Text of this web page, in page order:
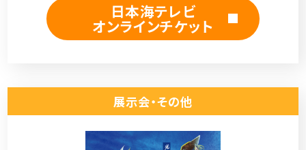
日本海テレビ
オンラインチケット
展示会・その他